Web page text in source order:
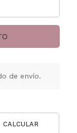
de envío.
CALCULAR